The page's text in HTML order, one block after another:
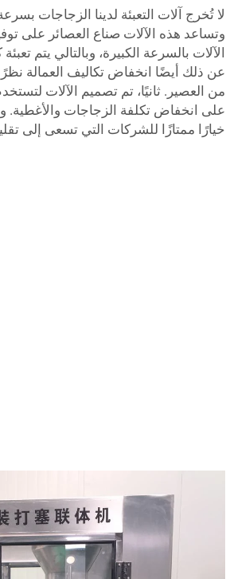
لا تُخرج آلات التعبئة لدينا الزجاجات
وتساعد هذه الآلات صناع العصائر على
الآلات بالسرعة الكبيرة، وبالتالي يتم
عن ذلك أيضًا انخفاض تكاليف العمالة
من العصير. ثانيًا، تم تصميم الآلات
على انخفاض تكلفة الزجاجات والأغطية.
خيارًا ممتازًا للشركات التي تسعى إلى